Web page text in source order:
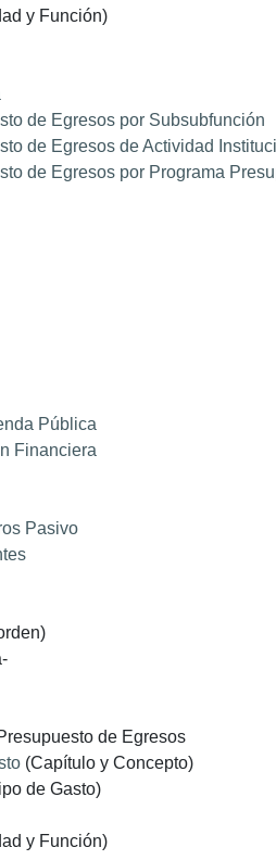
y Función)
de Egresos por Subsubfunción
de Egresos de Actividad
de Egresos por Programa
Pública
Financiera
Pasivo
de Egresos
(Capítulo y Concepto)
de Gasto)
y Función)